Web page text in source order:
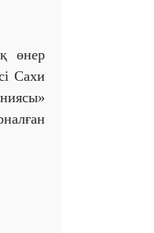
өнер
Сахи